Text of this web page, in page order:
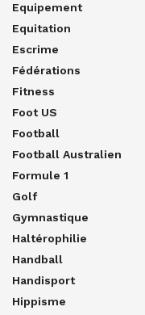
Equipement
Equitation
Escrime
Fédérations
Fitness
Foot US
Football
Football Australien
Formule 1
Golf
Gymnastique
Haltérophilie
Handball
Handisport
Hippisme